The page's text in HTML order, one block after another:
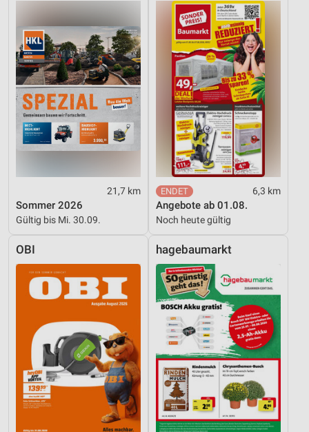
21,7 km
Sommer 2026
Gültig bis Mi. 30.09.
6,3 km
Angebote ab 01.08.
Noch heute gültig
OBI hagebaumarkt
Werbung